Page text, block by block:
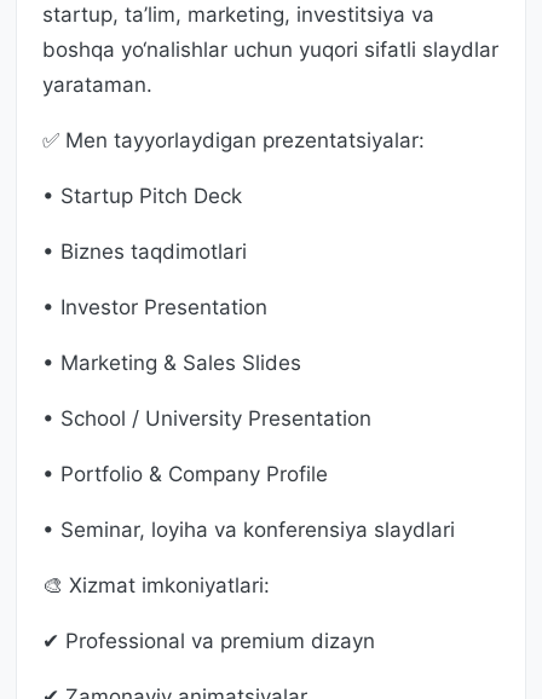
startup, ta’lim, marketing, investitsiya va
boshqa yo‘nalishlar uchun yuqori sifatli slaydlar
yarataman.
✅ Men tayyorlaydigan prezentatsiyalar:
• Startup Pitch Deck
• Biznes taqdimotlari
• Investor Presentation
• Marketing & Sales Slides
• School / University Presentation
• Portfolio & Company Profile
• Seminar, loyiha va konferensiya slaydlari
🎨 Xizmat imkoniyatlari:
✔ Professional va premium dizayn